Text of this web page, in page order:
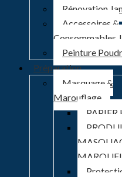
Rénovation
Accessoires &
Consommables
Peinture
Préparation
Masquage &
Marouflage
PAPIER